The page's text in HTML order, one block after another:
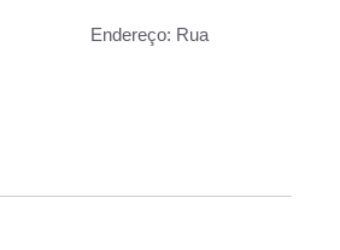
2). Endereço: Rua